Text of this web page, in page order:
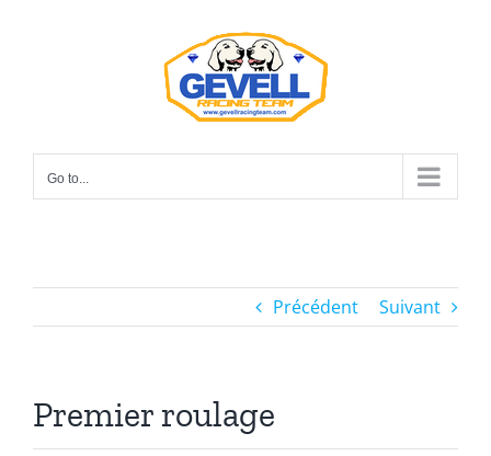
Go to...
Précédent Suivant
Premier roulage